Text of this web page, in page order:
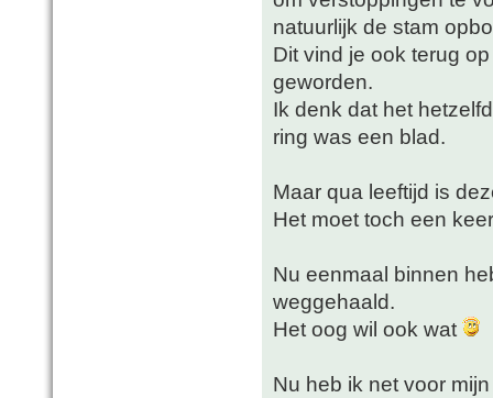
natuurlijk de stam
Dit vind je ook terug
geworden.
Ik denk dat het
ring was een blad.
Maar qua leeftijd is
Het moet toch een
Nu eenmaal binnen
weggehaald.
Het oog wil ook wat
Nu heb ik net voor